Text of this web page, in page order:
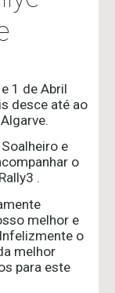
1 de Abril
desce até ao
e
o
.
melhor e
o
melhor
para este